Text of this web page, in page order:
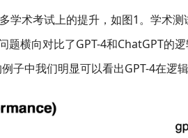
学术考试上的提升，如图1。学术测
横向对比了GPT-4和ChatGPT的
子中我们明显可以看出GPT-4在逻